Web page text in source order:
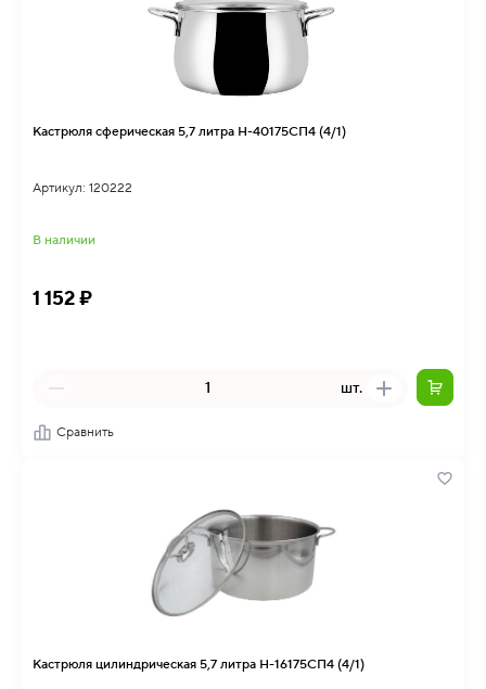
Кастрюля сферическая 5,7 литра Н-40175СП4 (4/1)
Артикул: 120222
В наличии
1 152 ₽
шт.
Сравнить
Кастрюля цилиндрическая 5,7 литра Н-16175СП4 (4/1)